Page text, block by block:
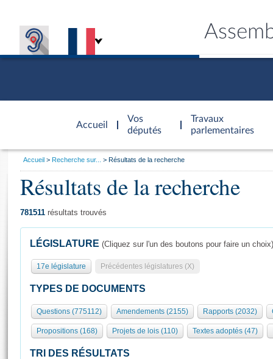
Accueil
d'accueil
Vos
députés
Travaux
parlementaires
Présidence
577 députés
Groupes politiques
Séance publique
Commissions et autres organes
Europe et International
Général
Rôle et pouvoirs de l'Assemblée
Organisation de l'Assemblée
Présidence Conférence des Présidents Bureau Collège des
Visiter l'Assemblée
Visite virtuelle du palais Bourbon
Assister à une séance
Vous
Accueil Recherche sur... Résultats de la recherche
Résultats de la recherche
781511 résultats trouvés
LÉGISLATURE (Cliquez sur l'un des boutons pour faire un choix)
17e législature Précédentes législatures (X)
TYPES DE DOCUMENTS
Questions (775112) Amendements (2155) Rapports (2032)
Propositions (168) Projets de lois (110) Textes adoptés (47)
TRI DES RÉSULTATS